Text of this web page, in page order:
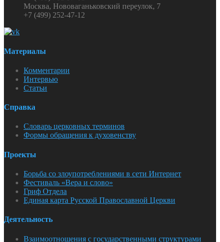
Москва, Нововаганьковский переулок, 7
+7 (499) 252-47-12
Материалы
Комментарии
Интервью
Статьи
Справка
Словарь церковных терминов
Формы обращения к духовенству
Проекты
Борьба со злоупотреблениями в сети Интернет
Фестиваль «Вера и слово»
Гриф Отдела
Единая карта Русской Православной Церкви
Деятельность
Взаимоотношения с государственными структурами